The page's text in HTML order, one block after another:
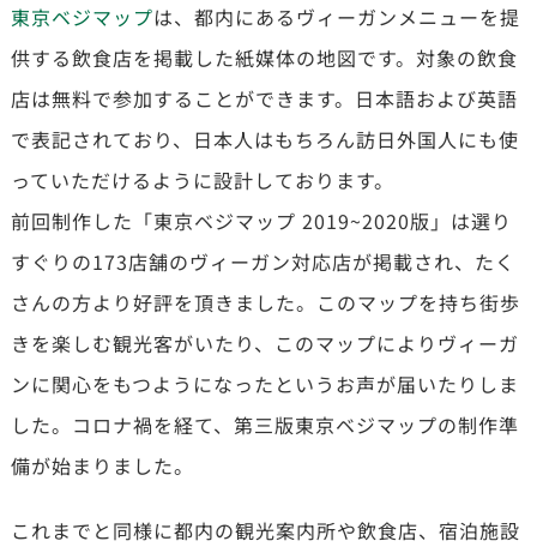
東京ベジマップは、都内にあるヴィーガンメニューを提
供する飲食店を掲載した紙媒体の地図です。対象の飲食
店は無料で参加することができます。日本語および英語
で表記されており、日本人はもちろん訪日外国人にも使
っていただけるように設計しております。
前回制作した「東京ベジマップ 2019~2020版」は選り
すぐりの173店舗のヴィーガン対応店が掲載され、たく
さんの方より好評を頂きました。このマップを持ち街歩
きを楽しむ観光客がいたり、このマップによりヴィーガ
ンに関心をもつようになったというお声が届いたりしま
した。コロナ禍を経て、第三版東京ベジマップの制作準
備が始まりました。
これまでと同様に都内の観光案内所や飲食店、宿泊施設